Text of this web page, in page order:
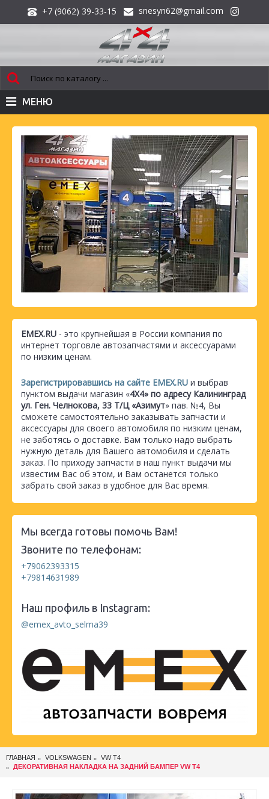
+7 (9062) 39-33-15 snesyn62@gmail.com
МЕНЮ
EMEX.RU - это крупнейшая в России компания по
интернет торговле автозапчастями и аксессуарами
по низким ценам.
Зарегистрировавшись на сайте EMEX.RU и выбрав
пунктом выдачи магазин «4Х4» по адресу Калининград
ул. Ген. Челнокова, 33 Т/Ц «Азимут» пав. №4, Вы
сможете самостоятельно заказывать запчасти и
аксессуары для своего автомобиля по низким ценам,
не заботясь о доставке. Вам только надо выбрать
нужную деталь для Вашего автомобиля и сделать
заказ. По приходу запчасти в наш пункт выдачи мы
известим Вас об этом, и Вам останется только
забрать свой заказ в удобное для Вас время.
Мы всегда готовы помочь Вам!
Звоните по телефонам:
+79062393315
+79814631989
Наш профиль в Instagram:
@emex_avto_selma39
ГЛАВНАЯ VOLKSWAGEN
VW T4
ДЕКОРАТИВНАЯ НАКЛАДКА НА ЗАДНИЙ БАМПЕР VW T4